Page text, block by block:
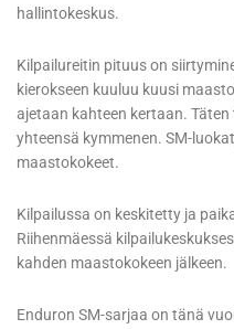
hallintokeskus.
Kilpailureitin pituus on
kierokseen kuuluu kuusi
ajetaan kahteen kertaan.
yhteensä kymmenen. SM-
maastokokeet.
Kilpailussa on keskitetty ja
Riihenmäessä
kahden maastokokeen jälkeen.
Enduron SM-sarjaa on tänä